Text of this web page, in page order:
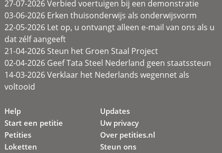
27-07-2026 Verbied voertuigen bij een demonstratie
03-06-2026 Erken thuisonderwijs als onderwijsvorm
22-05-2026 Let op, u ontvangt alleen e-mail van ons als u
dat zélf aangeeft
21-04-2026 Steun het Groen Staal Project
02-04-2026 Geef Tata Steel Nederland geen staatssteun
14-03-2026 Verklaar het Nederlands wegennet als
voltooid
Help
Start een petitie
Petities
Loketten
Updates
Uw privacy
Over petities.nl
Steun ons